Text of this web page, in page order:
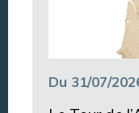
Du 31/07/